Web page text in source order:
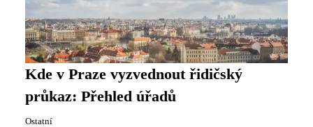
Kde v Praze vyzvednout řidičský
průkaz: Přehled úřadů
Ostatní